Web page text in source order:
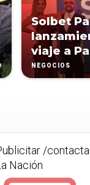
Solbet
viaje a
NEGOCIOS
/
Nación